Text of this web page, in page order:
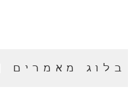
בלוג מאמרים